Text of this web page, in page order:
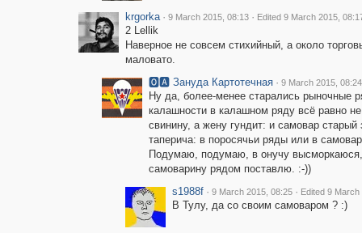
krgorka · 9 March 2015, 08:13 · Edited 9 March 2015,
2 Lellik
Наверное не совсем стихийный, а около
маловато.
🅾🅰 Зануда Картотечная · 9 March 2015, 08:24
Ну да, более-менее старались рыночные
калашности в калашном ряду всё равно
свинину, а жену гундит: и самовар
таперича: в поросячьи ряды или в
Подумаю, подумаю, в онучу
самоварину рядом поставлю. :-))
s1988f · 9 March 2015, 08:25 · Edited 9
В Тулу, да со своим самоваром ? :)